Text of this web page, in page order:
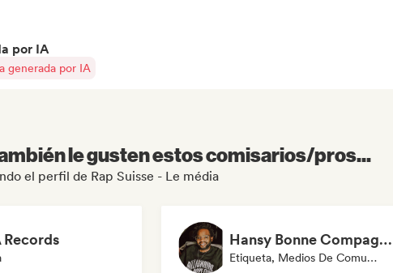
por IA
generada por IA
le gusten estos comisarios/pros...
el perfil de Rap Suisse - Le média
Records Hansy Bonne Compagnie
Etiqueta, Medios De Comunicación/Periodista